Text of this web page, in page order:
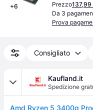
+6
Prezzo137,99
Da 3
Prova
Consigliato
Kaufland.it
Spedizione